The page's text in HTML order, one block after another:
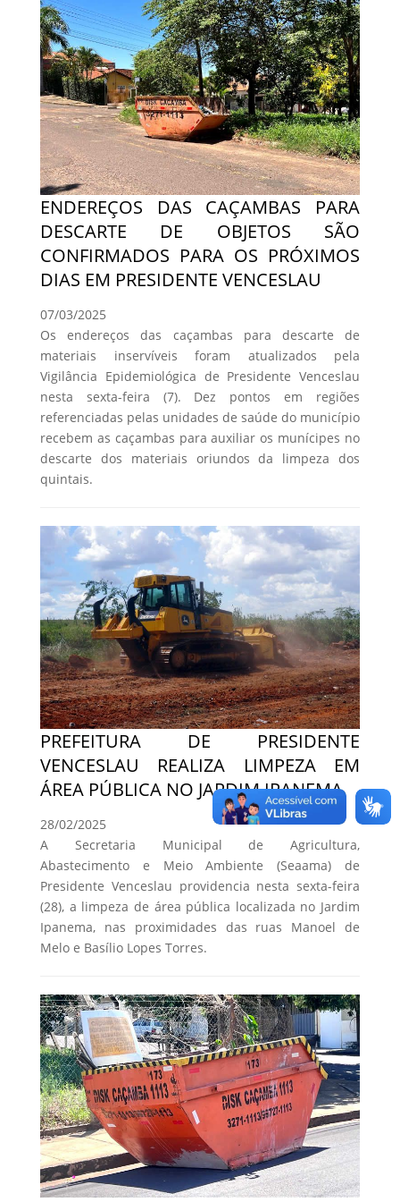
ENDEREÇOS DAS CAÇAMBAS PARA
DESCARTE DE OBJETOS SÃO
CONFIRMADOS PARA OS PRÓXIMOS
DIAS EM PRESIDENTE VENCESLAU
07/03/2025
Os endereços das caçambas para descarte de
materiais inservíveis foram atualizados pela
Vigilância Epidemiológica de Presidente Venceslau
nesta sexta-feira (7). Dez pontos em regiões
referenciadas pelas unidades de saúde do município
recebem as caçambas para auxiliar os munícipes no
descarte dos materiais oriundos da limpeza dos
quintais.
PREFEITURA DE PRESIDENTE
VENCESLAU REALIZA LIMPEZA EM
ÁREA PÚBLICA NO JARDIM IPANEMA
28/02/2025
A Secretaria Municipal de Agricultura,
Abastecimento e Meio Ambiente (Seaama) de
Presidente Venceslau providencia nesta sexta-feira
(28), a limpeza de área pública localizada no Jardim
Ipanema, nas proximidades das ruas Manoel de
Melo e Basílio Lopes Torres.